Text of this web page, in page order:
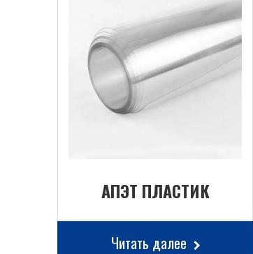
АПЭТ ПЛАСТИК
Читать далее